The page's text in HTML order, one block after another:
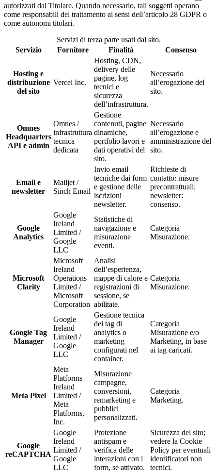
autorizzati dal Titolare. Quando necessario, tali soggetti operano
come responsabili del trattamento ai sensi dell’articolo 28 GDPR o
come autonomi titolari.
Servizi di terza parte usati dal sito.
Servizio
Fornitore Finalità Consenso
Hosting e
distribuzione
del sito
Vercel Inc.
Hosting, CDN,
delivery delle
pagine, log
tecnici e
sicurezza
dell’infrastruttura.
Necessario
all’erogazione del
sito.
Omnes
Headquarters
API e admin
Omnes /
infrastruttura
tecnica
dedicata
Gestione
contenuti, pagine
dinamiche,
portfolio lavori e
dati operativi del
sito.
Necessario
all’erogazione e
amministrazione del
sito.
Email e
newsletter
Mailjet /
Sinch Email
Invio email
tecniche dai form
e gestione delle
iscrizioni
newsletter.
Richieste di
contatto: misure
precontrattuali;
newsletter:
consenso.
Google
Analytics
Google
Ireland
Limited /
Google
LLC
Statistiche di
navigazione e
misurazione
eventi.
Categoria
Misurazione.
Microsoft
Clarity
Microsoft
Ireland
Operations
Limited /
Microsoft
Corporation
Analisi
dell’esperienza,
mappe di calore e
registrazioni di
sessione, se
abilitate.
Categoria
Misurazione.
Google Tag
Manager
Google
Ireland
Limited /
Google
LLC
Gestione tecnica
dei tag di
analytics o
marketing
configurati nel
container.
Categoria
Misurazione e/o
Marketing, in base
ai tag caricati.
Meta Pixel
Meta
Platforms
Ireland
Limited /
Meta
Platforms,
Inc.
Misurazione
campagne,
conversioni,
remarketing e
pubblici
personalizzati.
Categoria
Marketing.
Google
reCAPTCHA
Google
Ireland
Limited /
Google
LLC
Protezione
antispam e
verifica delle
interazioni con i
form, se attivato.
Sicurezza del sito;
vedere la Cookie
Policy per eventuali
identificatori non
tecnici.